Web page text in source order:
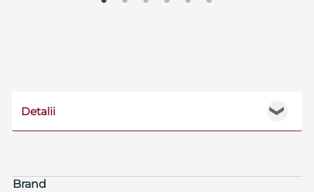
❯
Detalii
Brand